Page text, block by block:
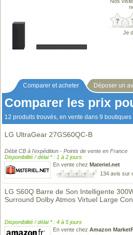
Je
Comparer et acheter Déposer un
Comparer les prix
12 produits trouvés, en vente dans 9
LG UltraGear 27GS60QC-B
Débit CB à l'expédition - Points de vente en France
Disponibilité / délai * : 1 à 2 jours
En vente chez Materiel.net
134 avis sur
LG S60Q Barre de Son Intelligente
Surround Dolby Atmos Virtuel Large
Disponibilité / délai * : 4 à 5 jours
En vente chez Amazon